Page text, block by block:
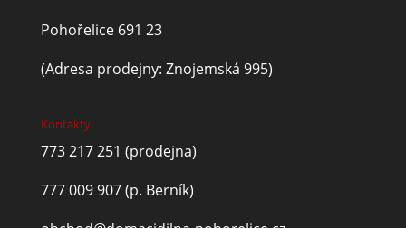
Pohořelice 691 23
(Adresa prodejny: Znojemská 995)
Kontakty
773 217 251 (prodejna)
777 009 907(p. Berník)